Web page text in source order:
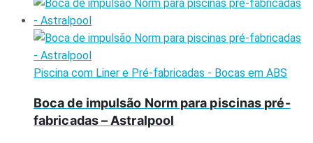
Piscina com Liner e Pré-fabricadas - Bocas em ABS
Boca de impulsão Norm para piscinas pré-
fabricadas – Astralpool